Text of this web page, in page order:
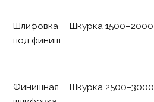
Шлифовка
под финиш
Шкурка 1500–2000
Финишная
Шкурка 2500–3000